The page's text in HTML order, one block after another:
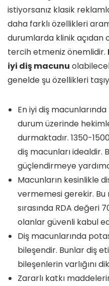
istiyorsanız klasik
daha farklı özellikleri
durumlarda klinik açıdan
tercih etmeniz önemlidir.
iyi diş macunu
genelde şu özellikleri
En iyi diş
durum üzerinde
durmaktadır. 1350-
diş macunları idealdir.
güçlendirmeye
Macunların kesinlikle
vermemesi gerekir. Bu
sırasında RDA değeri
olanlar güvenli kabul
Diş macunlarında
bileşendir. Bunlar diş
bileşenlerin varlığını
Zararlı katkı